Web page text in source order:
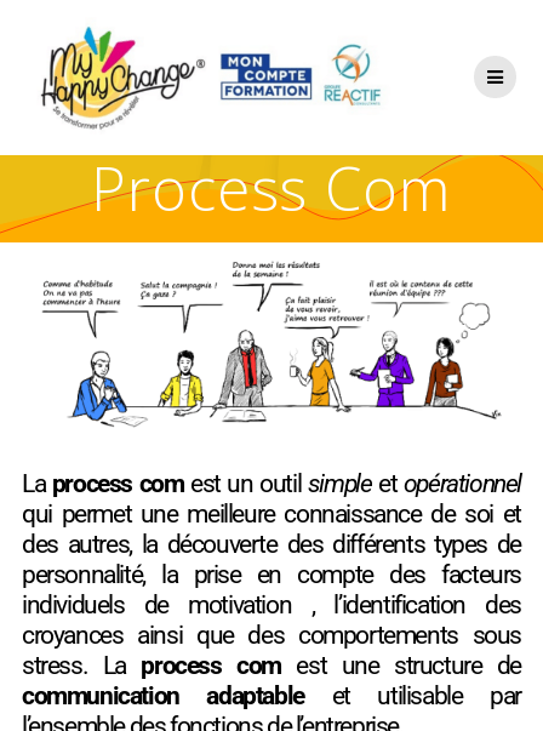
Process Com
La process comest un outil simpleetopérationnel
qui permet une meilleure connaissance de soi et
des autres, la découverte des différents types de
personnalité, la prise en compte des facteurs
individuels de motivation , l’identification des
croyances ainsi que des comportements sous
stress. La process comest une structure de
communication adaptableet utilisable par